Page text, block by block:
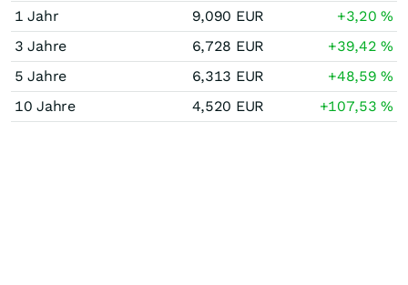
1 Jahr 9,090 EUR +3,20%
3 Jahre
6,728 EUR +39,42%
5 Jahre
6,313 EUR +48,59%
10 Jahre
4,520 EUR +107,53%